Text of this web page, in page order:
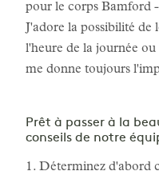
pour le corps Bamford -
J'adore la possibilité
l'heure de la journée
me donne toujours
Prêt à passer à la
conseils de notre
1. Déterminez d'abord